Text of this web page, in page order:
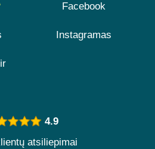
Facebook
Instagramas
4.9
atsiliepimai